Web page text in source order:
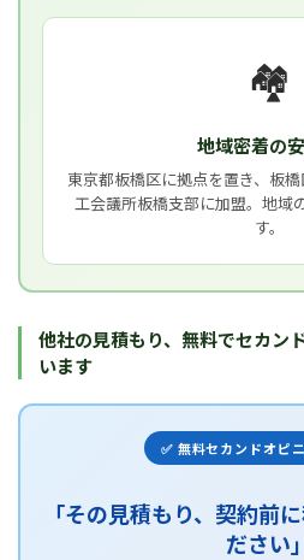
🏘
地域密着の
東京都板橋区に拠点を置き、板
工会議所板橋支部に加盟。地域
す。
他社の見積もり、無料でセカン
います
✅ 無料セカンドオピ
「その見積もり、契約前
ださい」